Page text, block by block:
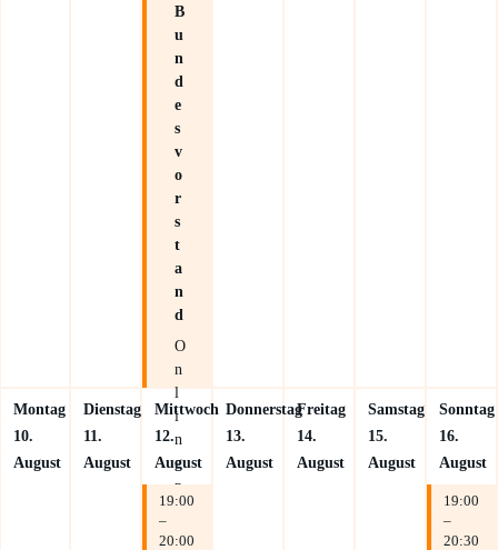
B
u
n
d
e
s
v
o
r
s
t
a
n
d
O
n
l
i
n
e
p
e
r
Montag
10.
August
Dienstag
11.
August
Mittwoch
12.
August
19:00
–
20:00
Donnerstag
13.
August
Freitag
14.
August
Samstag
15.
August
Sonntag
16.
August
19:00
–
20:30